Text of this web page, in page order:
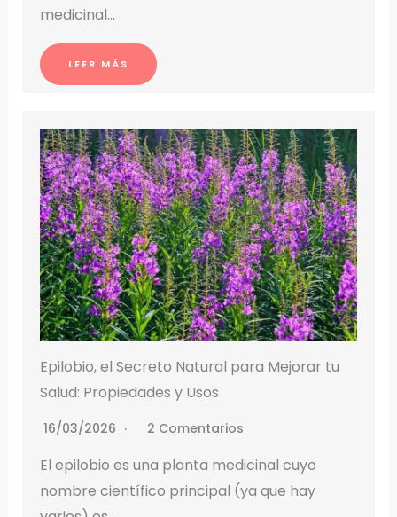
medicinal…
LEER MÁS
Epilobio, el Secreto Natural para Mejorar tu
Salud: Propiedades y Usos
16/03/2026 2 Comentarios
El epilobio es una planta medicinal cuyo
nombre científico principal (ya que hay